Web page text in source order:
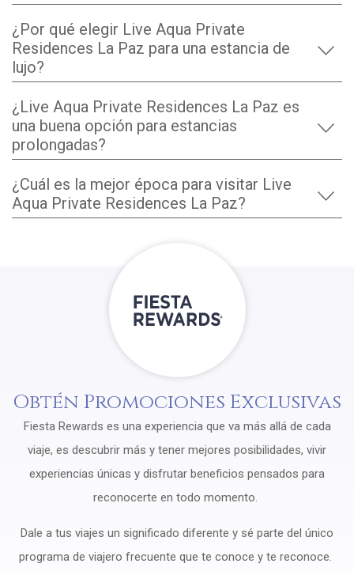
¿Por qué elegir Live Aqua Private
Residences La Paz para una estancia de
lujo?
¿Live Aqua Private Residences La Paz es
una buena opción para estancias
prolongadas?
¿Cuál es la mejor época para visitar Live
Aqua Private Residences La Paz?
Obtén Promociones Exclusivas
Fiesta Rewards es una experiencia que va más allá de cada
viaje, es descubrir más y tener mejores posibilidades, vivir
experiencias únicas y disfrutar beneficios pensados para
reconocerte en todo momento.
Dale a tus viajes un significado diferente y sé parte del único
programa de viajero frecuente que te conoce y te reconoce.